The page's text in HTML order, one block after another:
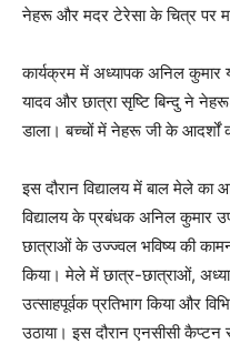
नेहरू और मदर टेरेसा के चित्र पर
कार्यक्रम में अध्यापक अनिल कुमार
यादव और छात्रा सृष्टि बिन्दु ने
डाला। बच्चों में नेहरू जी के आदर्शों
इस दौरान विद्यालय में बाल मेले
विद्यालय के प्रबंधक अनिल कुमार
छात्राओं के उज्ज्वल भविष्य की
किया। मेले में छात्र-छात्राओं,
उत्साहपूर्वक प्रतिभाग किया और
उठाया। इस दौरान एनसीसी कैप्टन